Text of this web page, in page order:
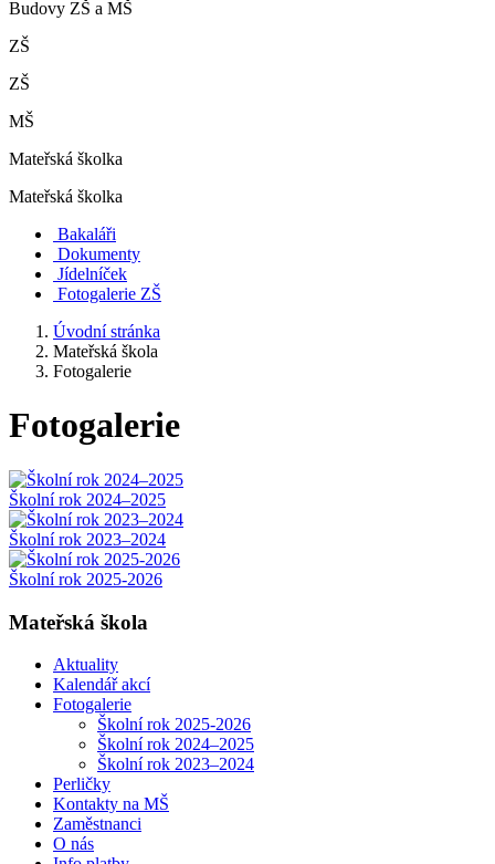
Budovy ZŠ a MŠ
ZŠ
ZŠ
MŠ
Mateřská školka
Mateřská školka
Bakaláři
Dokumenty
Jídelníček
Fotogalerie ZŠ
Úvodní stránka
Mateřská škola
Fotogalerie
Fotogalerie
Školní rok 2024–2025
Školní rok 2023–2024
Školní rok 2025-2026
Mateřská škola
Aktuality
Kalendář akcí
Fotogalerie
Školní rok 2025-2026
Školní rok 2024–2025
Školní rok 2023–2024
Perličky
Kontakty na MŠ
Zaměstnanci
O nás